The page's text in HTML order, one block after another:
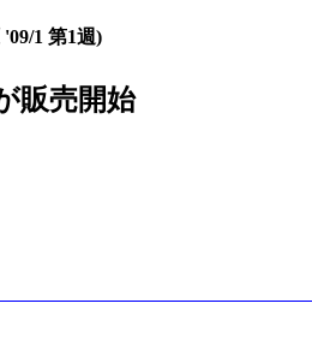
1 第1週)
販売開始